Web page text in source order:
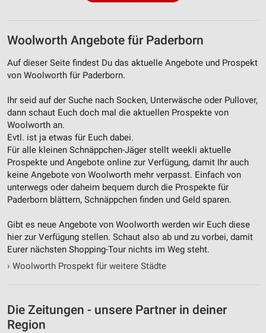
Woolworth Angebote für Paderborn
Auf dieser Seite findest Du das aktuelle Angebote und Prospekt
von Woolworth für Paderborn.
Ihr seid auf der Suche nach Socken, Unterwäsche oder Pullover,
dann schaut Euch doch mal die aktuellen Prospekte von
Woolworth an.
Evtl. ist ja etwas für Euch dabei.
Für alle kleinen Schnäppchen-Jäger stellt weekli aktuelle
Prospekte und Angebote online zur Verfügung, damit Ihr auch
keine Angebote von Woolworth mehr verpasst. Einfach von
unterwegs oder daheim bequem durch die Prospekte für
Paderborn blättern, Schnäppchen finden und Geld sparen.
Gibt es neue Angebote von Woolworth werden wir Euch diese
hier zur Verfügung stellen. Schaut also ab und zu vorbei, damit
Eurer nächsten Shopping-Tour nichts im Weg steht.
› Woolworth Prospekt für weitere Städte
Die Zeitungen - unsere Partner in deiner
Region